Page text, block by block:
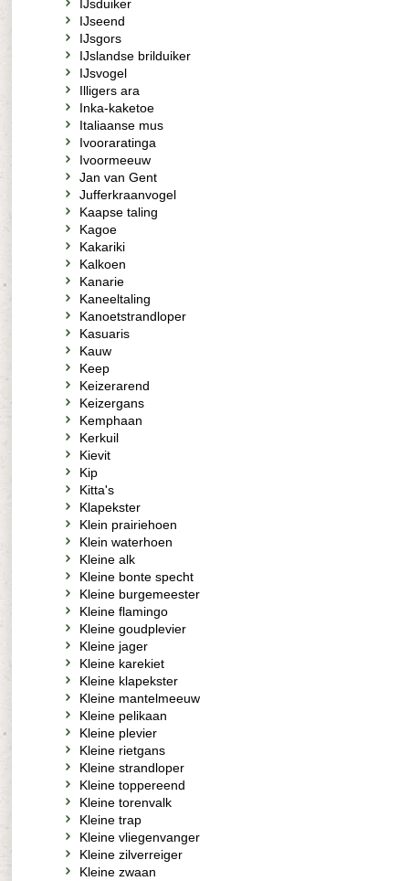
IJsduiker
IJseend
IJsgors
IJslandse brilduiker
IJsvogel
Illigers ara
Inka-kaketoe
Italiaanse mus
Ivooraratinga
Ivoormeeuw
Jan van Gent
Jufferkraanvogel
Kaapse taling
Kagoe
Kakariki
Kalkoen
Kanarie
Kaneeltaling
Kanoetstrandloper
Kasuaris
Kauw
Keep
Keizerarend
Keizergans
Kemphaan
Kerkuil
Kievit
Kip
Kitta's
Klapekster
Klein prairiehoen
Klein waterhoen
Kleine alk
Kleine bonte specht
Kleine burgemeester
Kleine flamingo
Kleine goudplevier
Kleine jager
Kleine karekiet
Kleine klapekster
Kleine mantelmeeuw
Kleine pelikaan
Kleine plevier
Kleine rietgans
Kleine strandloper
Kleine toppereend
Kleine torenvalk
Kleine trap
Kleine vliegenvanger
Kleine zilverreiger
Kleine zwaan